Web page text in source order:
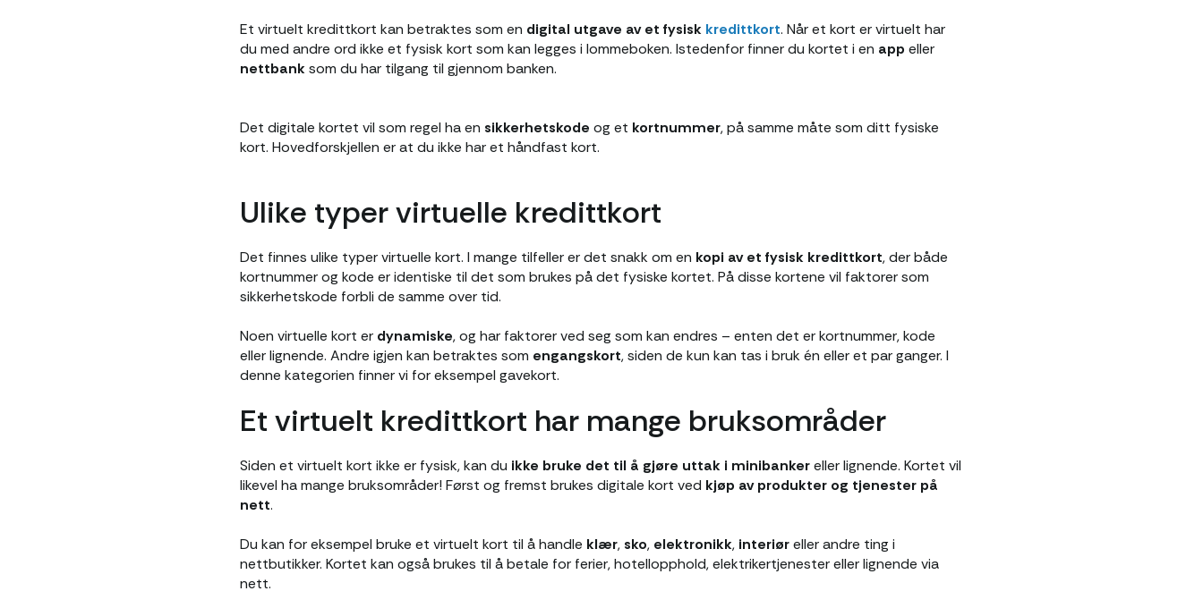
Et virtuelt kredittkort kan betraktes som en digital utgave av et fysisk kredittkort. Når et kort er virtuelt har
du med andre ord ikke et fysisk kort som kan legges i lommeboken. Istedenfor finner du kortet i en app eller
nettbank som du har tilgang til gjennom banken.
Det digitale kortet vil som regel ha en sikkerhetskode og et kortnummer, på samme måte som ditt fysiske
kort. Hovedforskjellen er at du ikke har et håndfast kort.
Ulike typer virtuelle kredittkort
Det finnes ulike typer virtuelle kort. I mange tilfeller er det snakk om en kopi av et fysisk kredittkort, der både
kortnummer og kode er identiske til det som brukes på det fysiske kortet. På disse kortene vil faktorer som
sikkerhetskode forbli de samme over tid.
Noen virtuelle kort er dynamiske, og har faktorer ved seg som kan endres – enten det er kortnummer, kode
eller lignende. Andre igjen kan betraktes som engangskort, siden de kun kan tas i bruk én eller et par ganger. I
denne kategorien finner vi for eksempel gavekort.
Et virtuelt kredittkort har mange bruksområder
Siden et virtuelt kort ikke er fysisk, kan du ikke bruke det til å gjøre uttak i minibankereller lignende. Kortet vil
likevel ha mange bruksområder! Først og fremst brukes digitale kort ved kjøp av produkter og tjenester på
nett.
Du kan for eksempel bruke et virtuelt kort til å handle klær, sko, elektronikk, interiøreller andre ting i
nettbutikker. Kortet kan også brukes til å betale for ferier, hotellopphold, elektrikertjenester eller lignende via
nett.